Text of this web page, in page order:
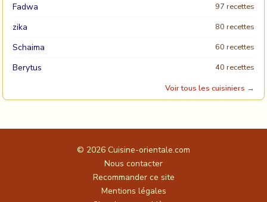
Fadwa 97 recettes
zika 80 recettes
Schaima 60 recettes
Berytus
40 recettes
Voir tous les cuisiniers →
© 2026 Cuisine-orientale.com
Nous contacter
Recommander ce site
Mentions légales